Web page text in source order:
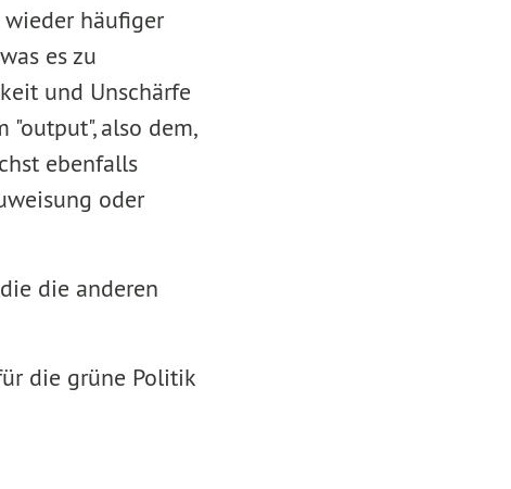
häufiger
es zu
und Unschärfe
also dem,
ebenfalls
oder
die anderen
die grüne Politik